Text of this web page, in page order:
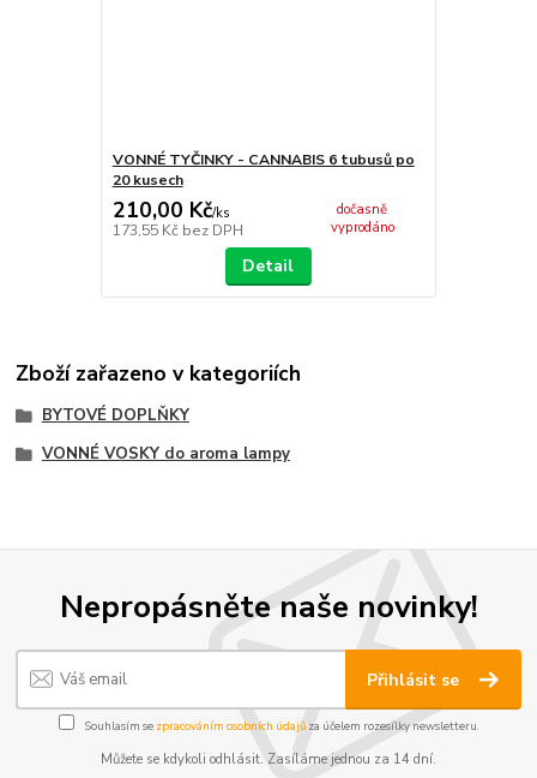
VONNÉ TYČINKY - CANNABIS 6 tubusů po
20 kusech
210,00 Kč/ks
173,55 Kč bez DPH
dočasně
vyprodáno
Detail
Zboží zařazeno v kategoriích
BYTOVÉ DOPLŇKY
VONNÉ VOSKY do aroma lampy
Nepropásněte naše novinky!
Přihlásit se
Souhlasím se zpracováním osobních údajůza účelem rozesílky newsletteru.
Můžete se kdykoli odhlásit. Zasíláme jednou za 14 dní.